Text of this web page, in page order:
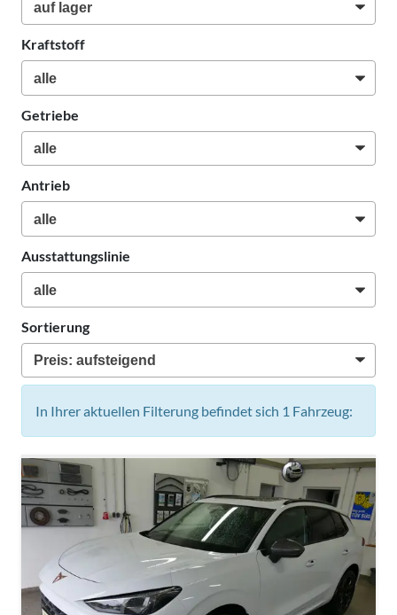
Kraftstoff
Getriebe
Antrieb
Ausstattungslinie
Sortierung
In Ihrer aktuellen Filterung befindet sich 1 Fahrzeug: